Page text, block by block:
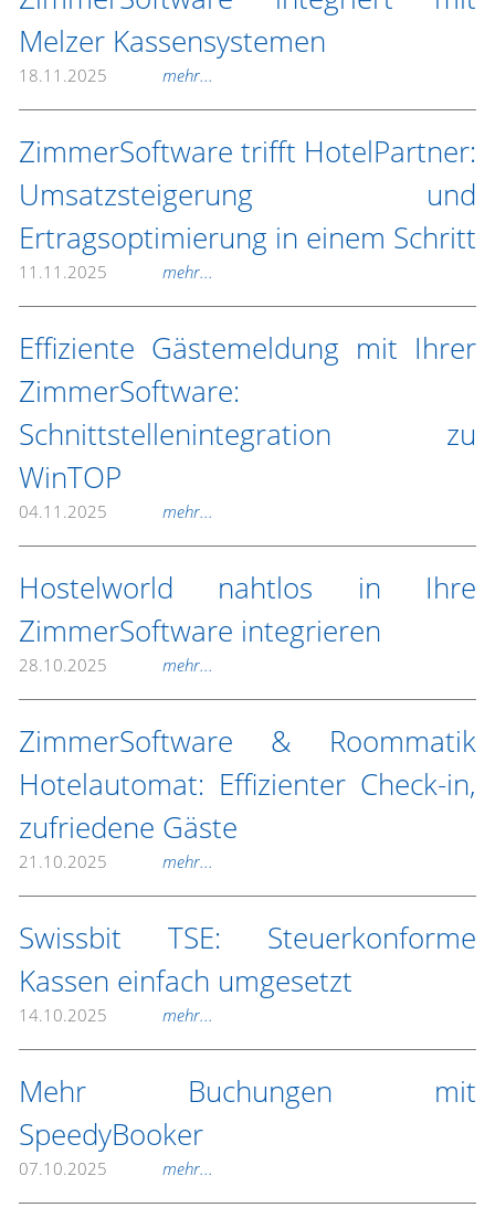
Melzer Kassensystemen
18.11.2025 mehr...
ZimmerSoftware trifft HotelPartner:
Umsatzsteigerung und
Ertragsoptimierung in einem Schritt
11.11.2025 mehr...
Effiziente Gästemeldung mit Ihrer
ZimmerSoftware:
Schnittstellenintegration zu
WinTOP
04.11.2025 mehr...
Hostelworld nahtlos in Ihre
ZimmerSoftware integrieren
28.10.2025 mehr...
ZimmerSoftware & Roommatik
Hotelautomat: Effizienter Check-in,
zufriedene Gäste
21.10.2025 mehr...
Swissbit TSE: Steuerkonforme
Kassen einfach umgesetzt
14.10.2025 mehr...
Mehr Buchungen mit
SpeedyBooker
07.10.2025 mehr...